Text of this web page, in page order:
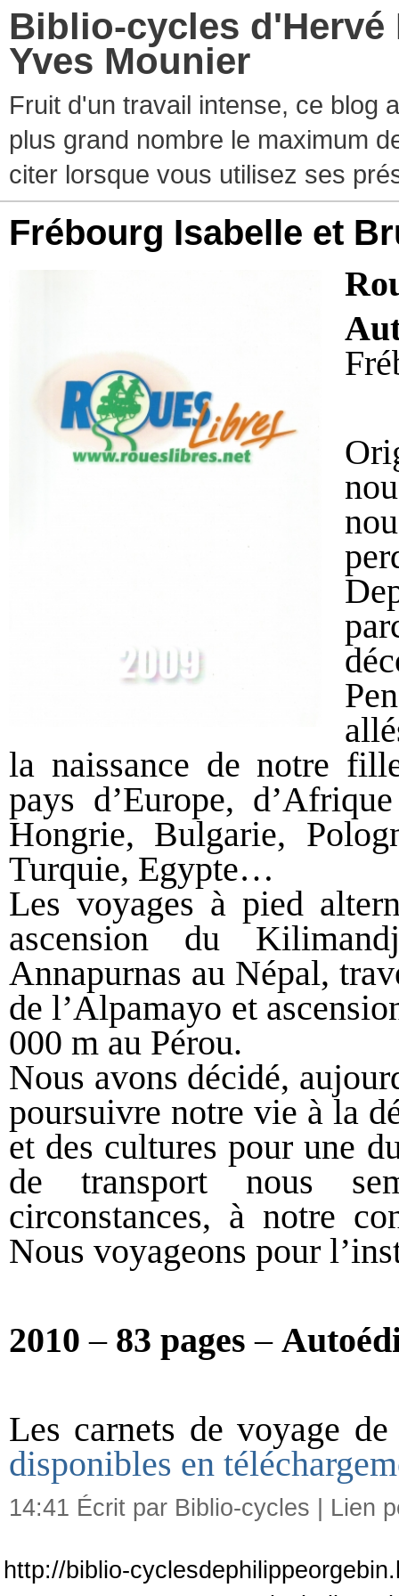
Biblio-cycles d'Hervé
Yves Mounier
Fruit d'un travail intense, ce blog
plus grand nombre le maximum
citer lorsque vous utilisez ses
Frébourg Isabelle et
la naissance de notre
pays d’Europe,
Hongrie, Bulgarie,
Turquie, Egypte…
Les voyages à pied
ascension du
Annapurnas au Népal,
de l’Alpamayo et
000 m au Pérou.
Nous avons décidé,
poursuivre notre vie à la
et des cultures pour une
de transport nous
circonstances, à notre
Nous voyageons pour
2010 – 83 pages –
Les carnets de voyage
disponibles en
14:41 Écrit par Biblio-cycles | Lien
http://biblio-